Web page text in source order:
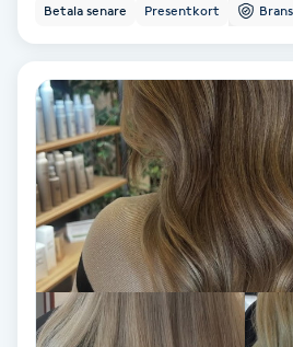
Tatueringsborttagning
Terapi
Thaimassage
Toning
Betala senare Presentkort